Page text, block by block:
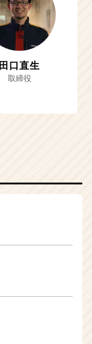
田口直生
取締役